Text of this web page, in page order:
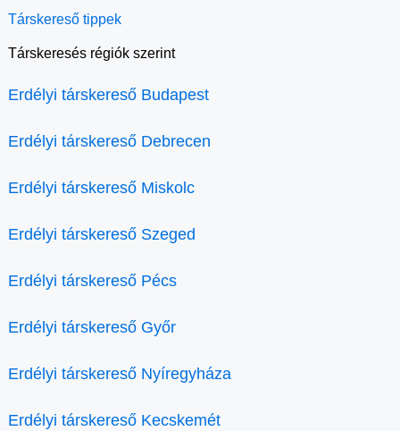
Társkereső tippek
Társkeresés régiók szerint
Erdélyi társkereső Budapest
Erdélyi társkereső Debrecen
Erdélyi társkereső Miskolc
Erdélyi társkereső Szeged
Erdélyi társkereső Pécs
Erdélyi társkereső Győr
Erdélyi társkereső Nyíregyháza
Erdélyi társkereső Kecskemét